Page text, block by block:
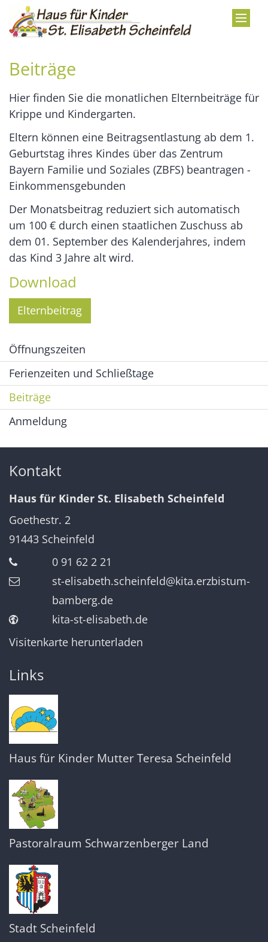
Zum Inhalt springen
Beiträge
Hier finden Sie die monatlichen Elternbeiträge für
Krippe und Kindergarten.
Eltern können eine Beitragsentlastung ab dem 1.
Geburtstag ihres Kindes über das Zentrum
Bayern Familie und Soziales (ZBFS) beantragen -
Einkommensgebunden
Der Monatsbeitrag reduziert sich automatisch
um 100 € durch einen staatlichen Zuschuss ab
dem 01. September des Kalenderjahres, indem
das Kind 3 Jahre alt wird.
Download
Elternbeitrag
Öffnungszeiten
Ferienzeiten und Schließtage
Beiträge
Anmeldung
Kontakt
Haus für Kinder St. Elisabeth Scheinfeld
Goethestr. 2
91443 Scheinfeld
0 91 62 2 21
st-elisabeth.scheinfeld@kita.erzbistum-
bamberg.de
kita-st-elisabeth.de
Visitenkarte herunterladen
Links
Haus für Kinder Mutter Teresa Scheinfeld
Pastoralraum Schwarzenberger Land
Stadt Scheinfeld